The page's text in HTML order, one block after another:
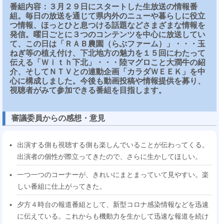
番組内容：３月２９日にスタートした生放送の情報番
組。毎日の放送を通じて県内外のニューや暮らしに役立
つ情報、ほっとひと息つける話題などさまざまな情報を
発信。曜日ごとに３つのコンテンツを中心に放送してい
て、この日は「ＲＡＢ農園（らぶファーム）」・・・玉
ねぎ等の植え付け、下北地方の魅力を１５回にわたって
伝える「Ｗｉｔｈ下北」・・・陸マグロこと大澗牛の紹
介、そしてＮＴＶとの連動企画「カラダＷＥＥＫ」を中
心に構成しました。今後も動画投稿や情報提供を募り、
視聴者がみて参加できる番組を目指します。
審議委員からの感想・意見
出演する側も視聴する側も楽しんでいることが伝わってくる。
出演者の個性が際立ってきたので、さらに生かしてほしい。
一つ一つのコーナーが、きれいにまとまっていて見やすい。楽
しい番組に仕上がってきた。
夕方４時台の報道番組として、新型コロナ感染情報などを迅速
に伝えている。これからも機動力を生かして迅速な報道を続け